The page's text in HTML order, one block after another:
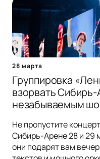
28 марта
Группировка
взорвать
незабываемым
Не пропустите
Сибирь-Арене 28 и 29
они подарят вам